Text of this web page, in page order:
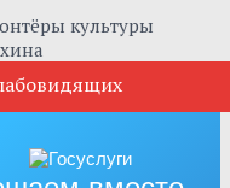
культуры